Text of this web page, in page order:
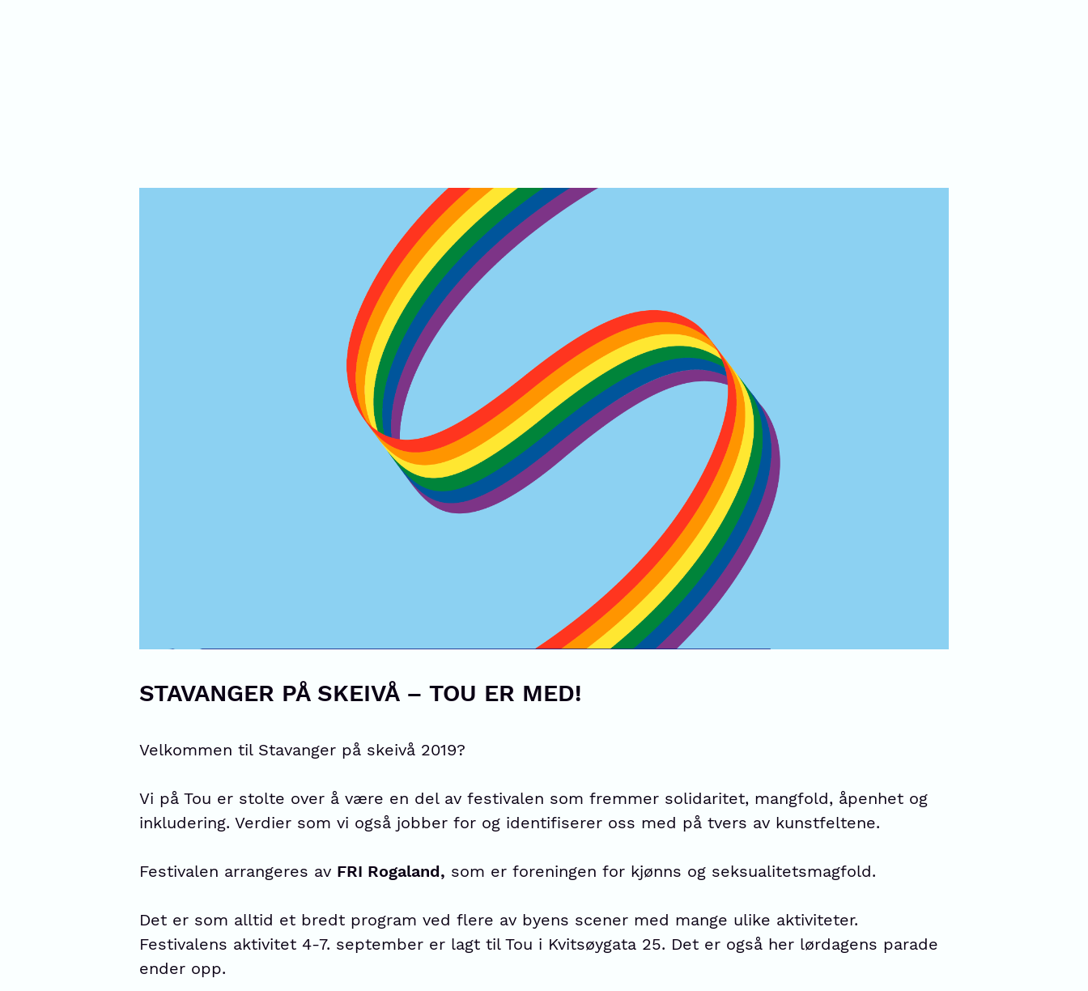
STAVANGER PÅ SKEIVÅ – TOU ER MED!
Velkommen til Stavanger på skeivå 2019?
Vi på Tou er stolte over å være en del av festivalen som fremmer solidaritet, mangfold, åpenhet og
inkludering. Verdier som vi også jobber for og identifiserer oss med på tvers av kunstfeltene.
Festivalen arrangeres av FRI Rogaland, som er foreningen for kjønns og seksualitetsmagfold.
Det er som alltid et bredt program ved flere av byens scener med mange ulike aktiviteter.
Festivalens aktivitet 4-7. september er lagt til Tou i Kvitsøygata 25. Det er også her lørdagens parade
ender opp.